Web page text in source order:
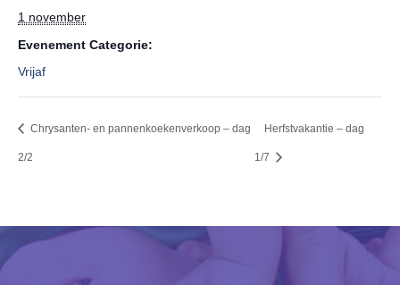
1 november
Evenement Categorie:
Vrijaf
Chrysanten- en pannenkoekenverkoop – dag
2/2
Herfstvakantie – dag
1/7